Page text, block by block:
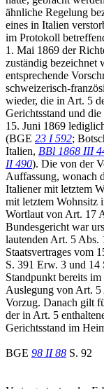
ähnliche Regelung
eines in Italien
im Protokoll
1. Mai 1869 der
zuständig
entsprechende
schweizerisch-
wieder, die in Art. 5
Gerichtsstand und
15. Juni 1869
(BGE 23 I 592;
Italien, BBl 1868 III
II 490). Die von der
Auffassung, wonach
Italiener mit letztem
mit letztem Wohnsitz
Wortlaut von Art. 17
Bundesgericht war
lautenden Art. 5 Abs.
Staatsvertrages vom
S. 391 Erw. 3 und 14
Standpunkt bereits im
Auslegung von Art. 5
Vorzug. Danach gilt
der in Art. 5
Gerichtsstand im
BGE 98 II 88 S. 92